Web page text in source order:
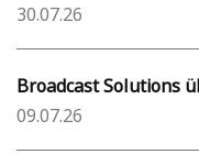
30.07.26
Broadcast Solutions
09.07.26